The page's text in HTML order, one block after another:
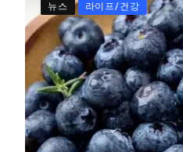
뉴스 라이프/건강